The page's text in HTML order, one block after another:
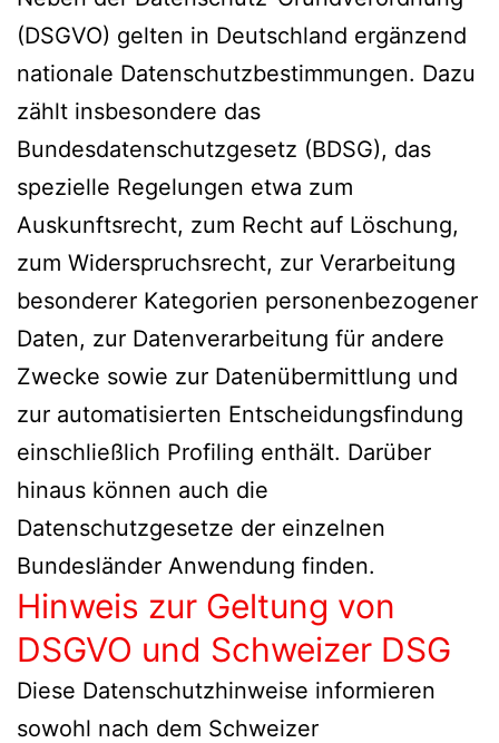
(DSGVO) gelten in Deutschland ergänzend
nationale Datenschutzbestimmungen. Dazu
zählt insbesondere das
Bundesdatenschutzgesetz (BDSG), das
spezielle Regelungen etwa zum
Auskunftsrecht, zum Recht auf Löschung,
zum Widerspruchsrecht, zur Verarbeitung
besonderer Kategorien personenbezogener
Daten, zur Datenverarbeitung für andere
Zwecke sowie zur Datenübermittlung und
zur automatisierten Entscheidungsfindung
einschließlich Profiling enthält. Darüber
hinaus können auch die
Datenschutzgesetze der einzelnen
Bundesländer Anwendung finden.
Hinweis zur Geltung von
DSGVO und Schweizer DSG
Diese Datenschutzhinweise informieren
sowohl nach dem Schweizer